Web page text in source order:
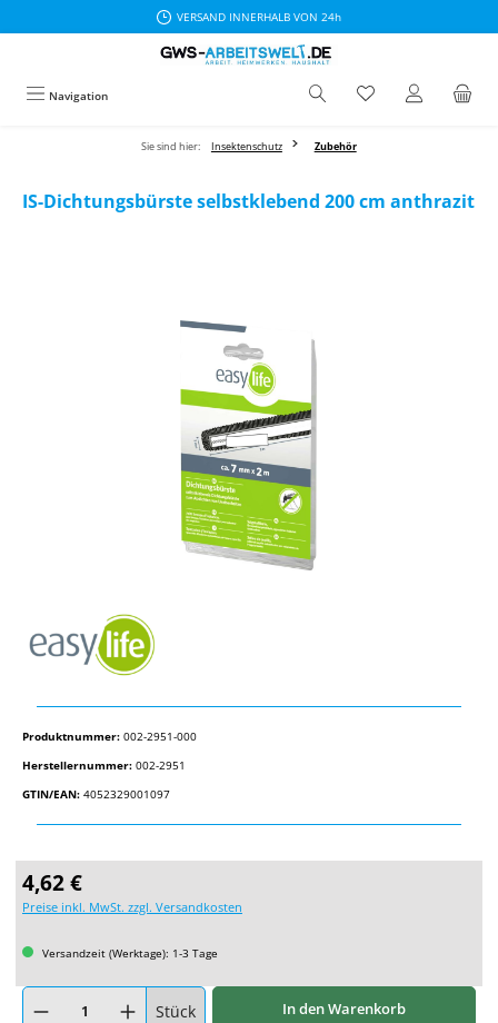
VERSAND INNERHALB VON 24h
Navigation
Sie sind hier: Insektenschutz Zubehör
IS-Dichtungsbürste selbstklebend 200 cm anthrazit
Produktnummer: 002-2951-000
Herstellernummer: 002-2951
GTIN/EAN: 4052329001097
Regulärer Preis:
4,62 €
Preise inkl. MwSt. zzgl. Versandkosten
Versandzeit (Werktage): 1-3 Tage
Produkt Anzahl: Gib den gewünschten Wert ein oder benutze die Schaltflächen
Stück In den Warenkorb